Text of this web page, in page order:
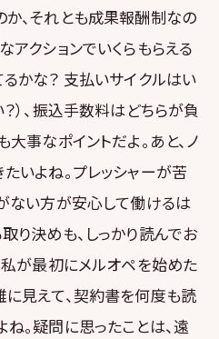
、それとも成果報酬制なの
アクションでいくらもらえる
かな？ 支払いサイクルはい
）、振込手数料はどちらが負
事なポイントだよ。あと、ノ
いよね。プレッシャーが苦
ない方が安心して働けるは
り決めも、しっかり読んでお
私が最初にメルオペを始めた
見えて、契約書を何度も読
。疑問に思ったことは、遠